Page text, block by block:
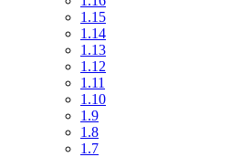
1.15
1.14
1.13
1.12
1.11
1.10
1.9
1.8
1.7